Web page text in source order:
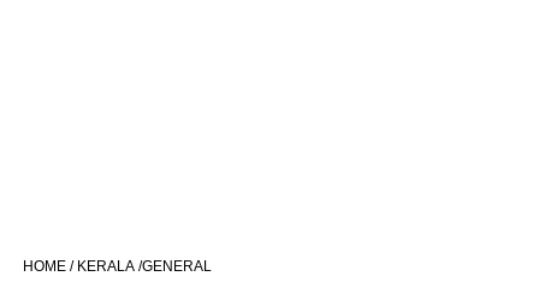
CINEMA
HOME / KERALA /GENERAL